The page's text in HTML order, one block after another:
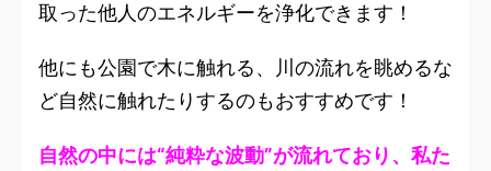
取った他人のエネルギーを浄化できます！
他にも公園で木に触れる、川の流れを眺めるな
ど自然に触れたりするのもおすすめです！
自然の中には“純粋な波動”が流れており、私た